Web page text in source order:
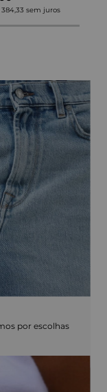
384,33 sem juros
por escolhas